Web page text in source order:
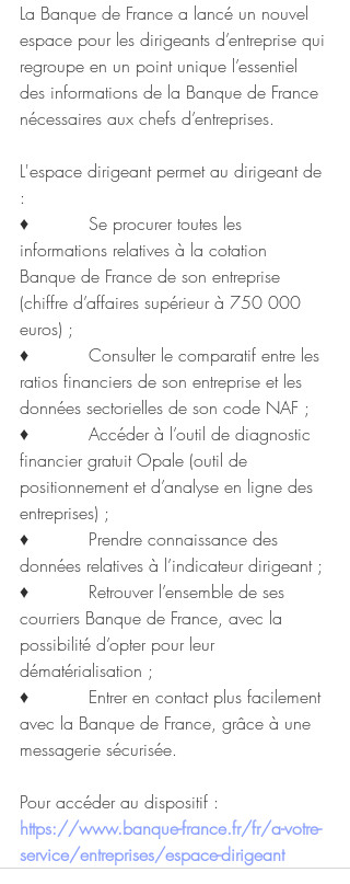
La Banque de France a lancé un nouvel
espace pour les dirigeants d’entreprise qui
regroupe en un point unique l’essentiel
des informations de la Banque de France
nécessaires aux chefs d’entreprises.
L'espace dirigeant permet au dirigeant de
:
♦           Se procurer toutes les
informations relatives à la cotation
Banque de France de son entreprise
(chiffre d’affaires supérieur à 750 000
euros) ;
♦           Consulter le comparatif entre les
ratios financiers de son entreprise et les
données sectorielles de son code NAF ;
♦           Accéder à l’outil de diagnostic
financier gratuit Opale (outil de
positionnement et d’analyse en ligne des
entreprises) ;
♦           Prendre connaissance des
données relatives à l’indicateur dirigeant ;
♦           Retrouver l’ensemble de ses
courriers Banque de France, avec la
possibilité d’opter pour leur
dématérialisation ;
♦           Entrer en contact plus facilement
avec la Banque de France, grâce à une
messagerie sécurisée.
Pour accéder au dispositif :
https://www.banque-france.fr/fr/a-votre-
service/entreprises/espace-dirigeant